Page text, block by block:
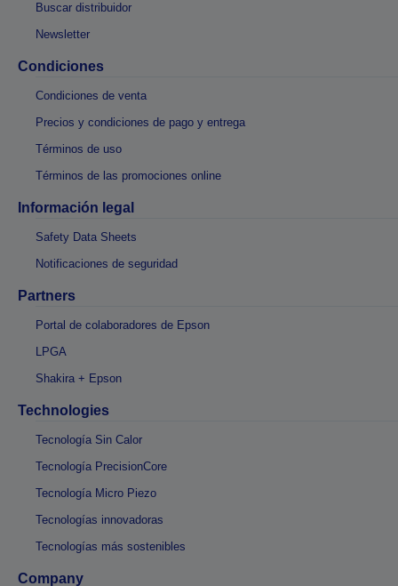
Buscar distribuidor
Newsletter
Condiciones
Condiciones de venta
Precios y condiciones de pago y entrega
Términos de uso
Términos de las promociones online
Información legal
Safety Data Sheets
Notificaciones de seguridad
Partners
Portal de colaboradores de Epson
LPGA
Shakira + Epson
Technologies
Tecnología Sin Calor
Tecnología PrecisionCore
Tecnología Micro Piezo
Tecnologías innovadoras
Tecnologías más sostenibles
Company